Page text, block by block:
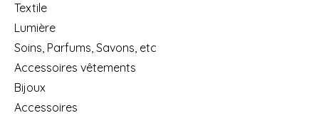
Textile
Lumière
Soins, Parfums, Savons, etc
Accessoires vêtements
Bijoux
Accessoires